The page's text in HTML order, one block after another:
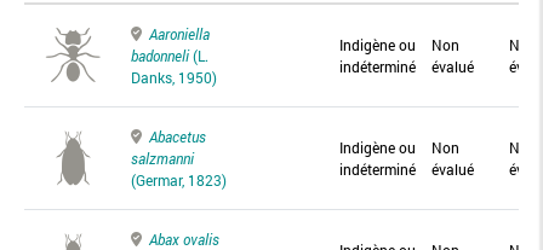
Aaroniella
badonneli(L.
Danks, 1950)
Indigène ou
indéterminé
Non
évalué
Non
Abacetus
salzmanni
(Germar, 1823)
Indigène ou
indéterminé
Non
évalué
Non
Abax ovalis